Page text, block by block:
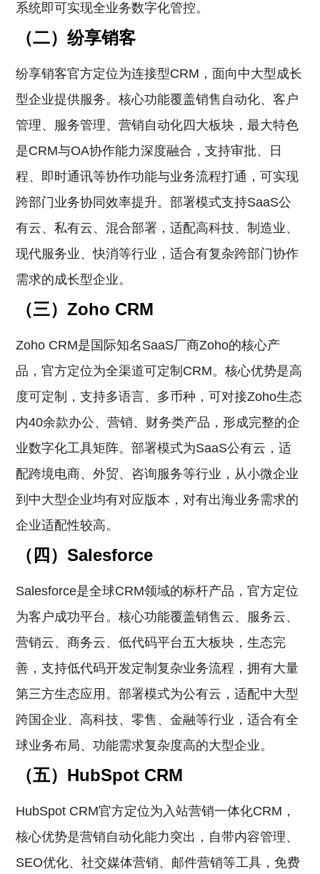
系统即可实现全业务数字化管控。
（二）纷享销客
纷享销客官方定位为连接型CRM，面向中大型成长
型企业提供服务。核心功能覆盖销售自动化、客户
管理、服务管理、营销自动化四大板块，最大特色
是CRM与OA协作能力深度融合，支持审批、日
程、即时通讯等协作功能与业务流程打通，可实现
跨部门业务协同效率提升。部署模式支持SaaS公
有云、私有云、混合部署，适配高科技、制造业、
现代服务业、快消等行业，适合有复杂跨部门协作
需求的成长型企业。
（三）Zoho CRM
Zoho CRM是国际知名SaaS厂商Zoho的核心产
品，官方定位为全渠道可定制CRM。核心优势是高
度可定制，支持多语言、多币种，可对接Zoho生态
内40余款办公、营销、财务类产品，形成完整的企
业数字化工具矩阵。部署模式为SaaS公有云，适
配跨境电商、外贸、咨询服务等行业，从小微企业
到中大型企业均有对应版本，对有出海业务需求的
企业适配性较高。
（四）Salesforce
Salesforce是全球CRM领域的标杆产品，官方定位
为客户成功平台。核心功能覆盖销售云、服务云、
营销云、商务云、低代码平台五大板块，生态完
善，支持低代码开发定制复杂业务流程，拥有大量
第三方生态应用。部署模式为公有云，适配中大型
跨国企业、高科技、零售、金融等行业，适合有全
球业务布局、功能需求复杂度高的大型企业。
（五）HubSpot CRM
HubSpot CRM官方定位为入站营销一体化CRM，
核心优势是营销自动化能力突出，自带内容管理、
SEO优化、社交媒体营销、邮件营销等工具，免费